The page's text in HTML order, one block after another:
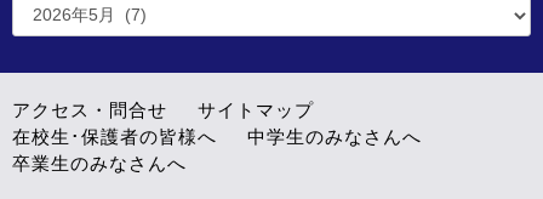
アクセス・問合せ
サイトマップ
在校生･保護者の皆様へ
中学生のみなさんへ
卒業生のみなさんへ